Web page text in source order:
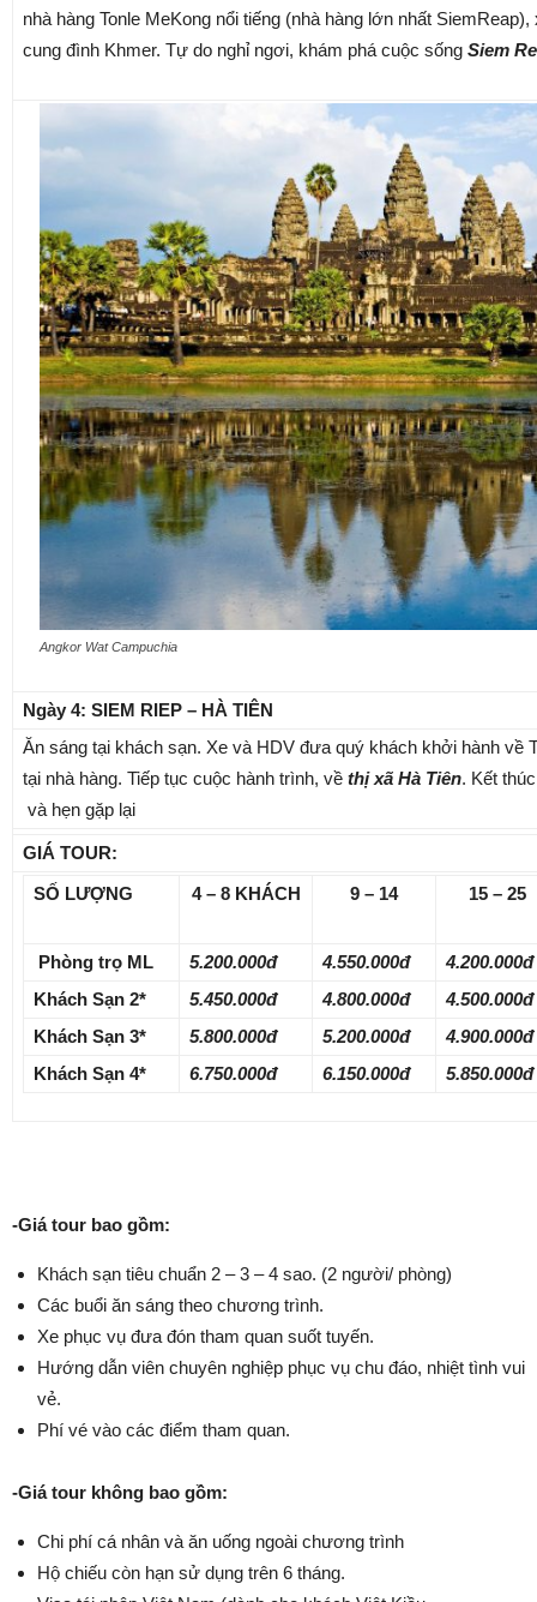
nhà hàng Tonle MeKong nổi tiếng (nhà hàng lớn nhất
cung đình Khmer. Tự do nghỉ ngơi, khám phá cuộc sống Siem
Angkor Wat Campuchia
Ngày 4: SIEM RIEP – HÀ TIÊN
Ăn sáng tại khách sạn. Xe và HDV đưa quý khách khởi hành về
tại nhà hàng. Tiếp tục cuộc hành trình, về thị xã Hà Tiên. Kết
và hẹn gặp lại
GIÁ TOUR:
SỐ LƯỢNG
4 – 8 KHÁCH 9 – 14 15 – 25
Phòng trọ ML 5.200.000đ 4.550.000đ
4.200.000đ
Khách Sạn 2*
5.450.000đ 4.800.000đ
4.500.000đ
Khách Sạn 3*
5.800.000đ 5.200.000đ
4.900.000đ
Khách Sạn 4*
6.750.000đ 6.150.000đ 5.850.000đ
-Giá tour bao gồm:
Khách sạn tiêu chuẩn 2 – 3 – 4 sao. (2 người/ phòng)
Các buổi ăn sáng theo chương trình.
Xe phục vụ đưa đón tham quan suốt tuyến.
Hướng dẫn viên chuyên nghiệp phục vụ chu đáo, nhiệt tình vui
vẻ.
Phí vé vào các điểm tham quan.
-Giá tour không bao gồm:
Chi phí cá nhân và ăn uống ngoài chương trình
Hộ chiếu còn hạn sử dụng trên 6 tháng.